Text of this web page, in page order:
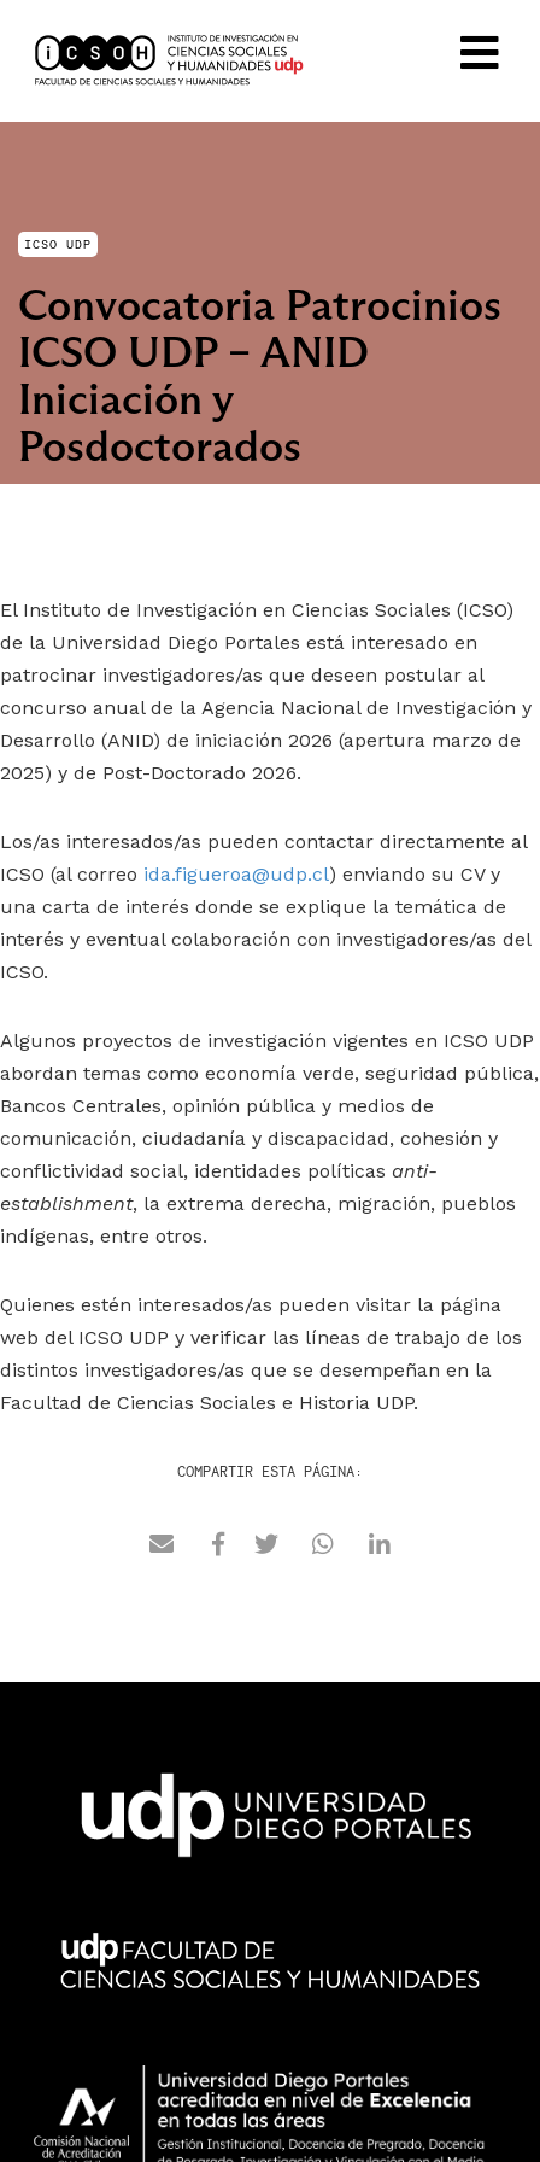
ICSO UDP
Convocatoria Patrocinios
ICSO UDP – ANID
Iniciación y
Posdoctorados
El Instituto de Investigación en Ciencias Sociales (ICSO)
de la Universidad Diego Portales está interesado en
patrocinar investigadores/as que deseen postular al
concurso anual de la Agencia Nacional de Investigación y
Desarrollo (ANID) de iniciación 2026 (apertura marzo de
2025) y de Post-Doctorado 2026.
Los/as interesados/as pueden contactar directamente al
ICSO (al correo ida.figueroa@udp.cl) enviando su CV y
una carta de interés donde se explique la temática de
interés y eventual colaboración con investigadores/as del
ICSO.
Algunos proyectos de investigación vigentes en ICSO UDP
abordan temas como economía verde, seguridad pública,
Bancos Centrales, opinión pública y medios de
comunicación, ciudadanía y discapacidad, cohesión y
conflictividad social, identidades políticas anti-
establishment, la extrema derecha, migración, pueblos
indígenas, entre otros.
Quienes estén interesados/as pueden visitar la página
web del ICSO UDP y verificar las líneas de trabajo de los
distintos investigadores/as que se desempeñan en la
Facultad de Ciencias Sociales e Historia UDP.
COMPARTIR ESTA PÁGINA: